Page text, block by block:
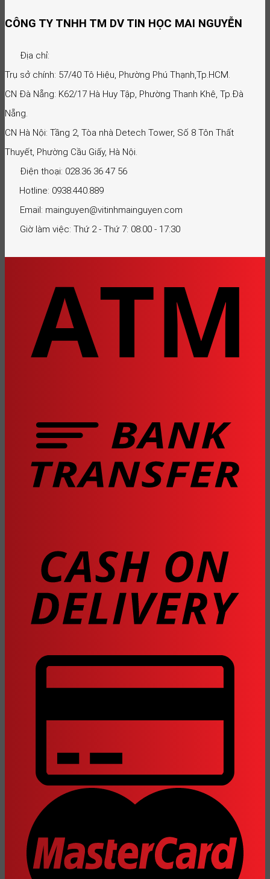
CÔNG TY TNHH TM DV TIN HỌC MAI NGUYỄN
Địa chỉ:
Trụ sở chính: 57/40 Tô Hiệu, Phường Phú Thạnh,Tp.HCM.
CN Đà Nẵng: K62/17 Hà Huy Tập, Phường Thanh Khê, Tp.Đà
Nẵng.
CN Hà Nội: Tầng 2, Tòa nhà Detech Tower, Số 8 Tôn Thất
Thuyết, Phường Cầu Giấy, Hà Nội.
Điện thoại: 028.36 36 47 56
Hotline: 0938.440.889
Email: mainguyen@vitinhmainguyen.com
Giờ làm việc: Thứ 2 - Thứ 7: 08:00 - 17:30